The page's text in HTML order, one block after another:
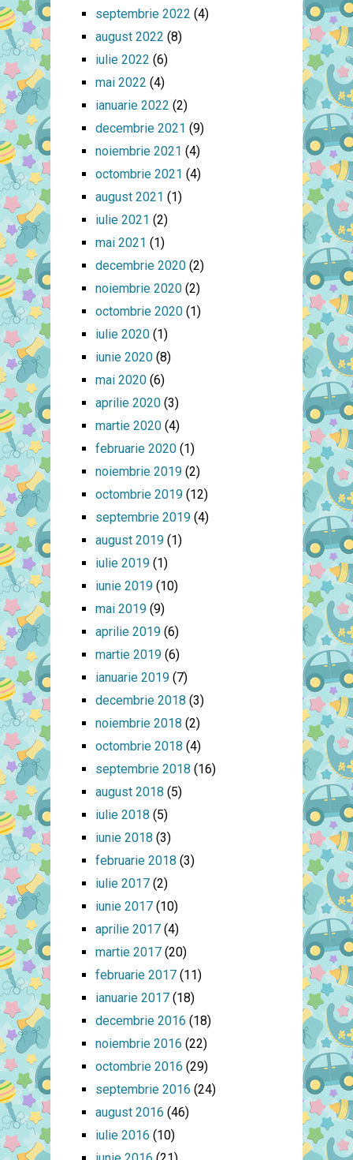
septembrie 2022 (4)
august 2022 (8)
iulie 2022 (6)
mai 2022 (4)
ianuarie 2022 (2)
decembrie 2021 (9)
noiembrie 2021 (4)
octombrie 2021 (4)
august 2021 (1)
iulie 2021 (2)
mai 2021 (1)
decembrie 2020(2)
noiembrie 2020(2)
octombrie 2020(1)
iulie 2020(1)
iunie 2020(8)
mai 2020(6)
aprilie 2020(3)
martie 2020(4)
februarie 2020(1)
noiembrie 2019(2)
octombrie 2019(12)
septembrie 2019(4)
august 2019(1)
iulie 2019(1)
iunie 2019(10)
mai 2019(9)
aprilie 2019(6)
martie 2019(6)
ianuarie 2019(7)
decembrie 2018 (3)
noiembrie 2018 (2)
octombrie 2018 (4)
septembrie 2018 (16)
august 2018 (5)
iulie 2018 (5)
iunie 2018 (3)
februarie 2018 (3)
iulie 2017(2)
iunie 2017(10)
aprilie 2017(4)
martie 2017(20)
februarie 2017(11)
ianuarie 2017(18)
decembrie 2016 (18)
noiembrie 2016 (22)
octombrie 2016 (29)
septembrie 2016 (24)
august 2016 (46)
iulie 2016 (10)